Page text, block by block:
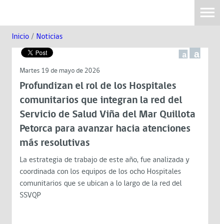
Inicio / Noticias
a a
Martes 19 de mayo de 2026
Profundizan el rol de los Hospitales
comunitarios que integran la red del
Servicio de Salud Viña del Mar Quillota
Petorca para avanzar hacia atenciones
más resolutivas
La estrategia de trabajo de este año, fue analizada y
coordinada con los equipos de los ocho Hospitales
comunitarios que se ubican a lo largo de la red del
SSVQP